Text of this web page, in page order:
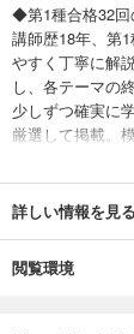
◆第1種合格32
講師歴18年、第
やすく丁寧に解
し、各テーマの
少しずつ確実に
厳選して掲載。
す。実際の試
す。さらにダウ
れていない新傾
特例第1種衛生
詳しい情報を見る
閲覧環境